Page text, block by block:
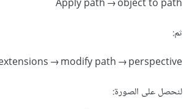
Apply path → object to path
ثم:
extensions → modify path → perspective
لنحصل على الصورة: